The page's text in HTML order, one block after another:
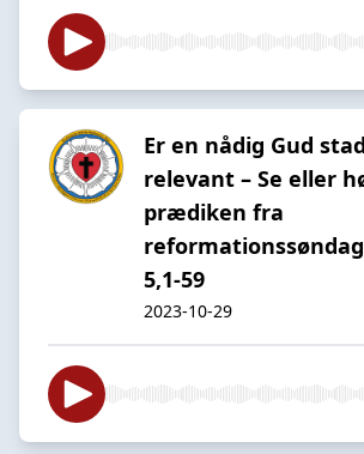
Er en nådig Gud
relevant – Se eller
prædiken fra
5,1-59
2023-10-29